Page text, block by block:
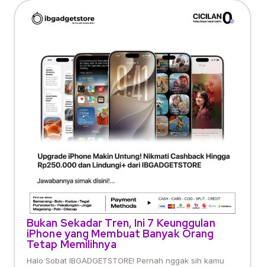
Bukan Sekadar Tren, Ini 7 Keunggulan
iPhone yang Membuat Banyak Orang
Tetap Memilihnya
Halo Sobat IBGADGETSTORE! Pernah nggak sih kamu